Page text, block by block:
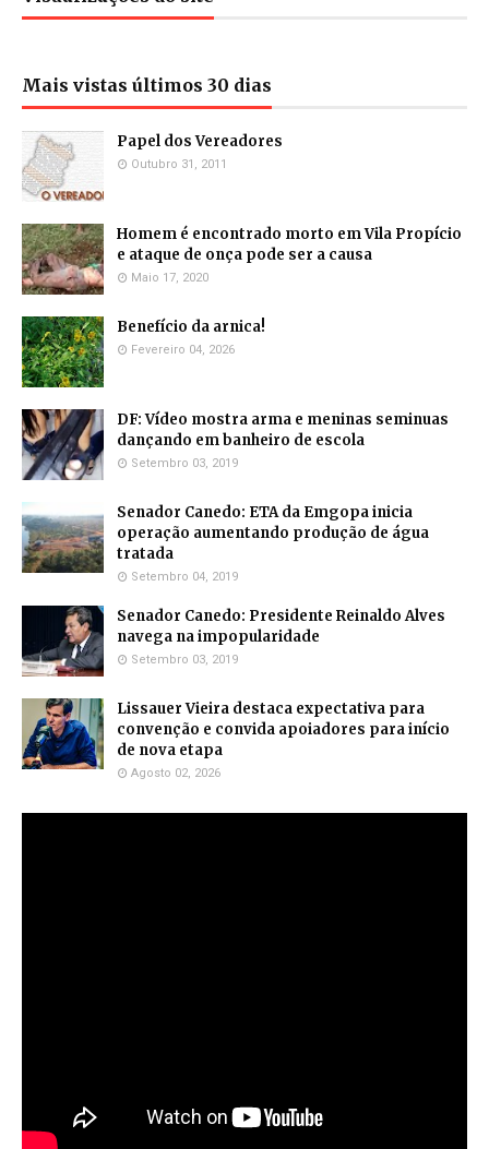
Mais vistas últimos 30 dias
Papel dos Vereadores
Outubro 31, 2011
Homem é encontrado morto em Vila Propício
e ataque de onça pode ser a causa
Maio 17, 2020
Benefício da arnica!
Fevereiro 04, 2026
DF: Vídeo mostra arma e meninas seminuas
dançando em banheiro de escola
Setembro 03, 2019
Senador Canedo: ETA da Emgopa inicia
operação aumentando produção de água
tratada
Setembro 04, 2019
Senador Canedo: Presidente Reinaldo Alves
navega na impopularidade
Setembro 03, 2019
Lissauer Vieira destaca expectativa para
convenção e convida apoiadores para início
de nova etapa
Agosto 02, 2026